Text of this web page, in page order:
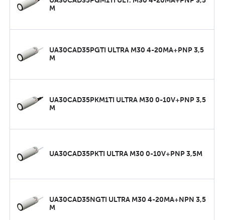
M
UA30CAD35PGTI ULTRA M30 4-20MA+PNP 3,5
M
UA30CAD35PKM1TI ULTRA M30 0-10V+PNP 3,5
M
UA30CAD35PKTI ULTRA M30 0-10V+PNP 3,5M
UA30CAD35NGTI ULTRA M30 4-20MA+NPN 3,5
M